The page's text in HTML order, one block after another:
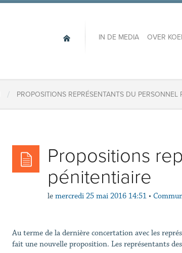
IN DE MEDIA OVER
/ PROPOSITIONS REPRÉSENTANTS DU PERSONNEL
Propositions
pénitentiaire
le mercredi 25 mai 2016 14:51 •
Au terme de la dernière concertation avec les
fait une nouvelle proposition. Les représentants